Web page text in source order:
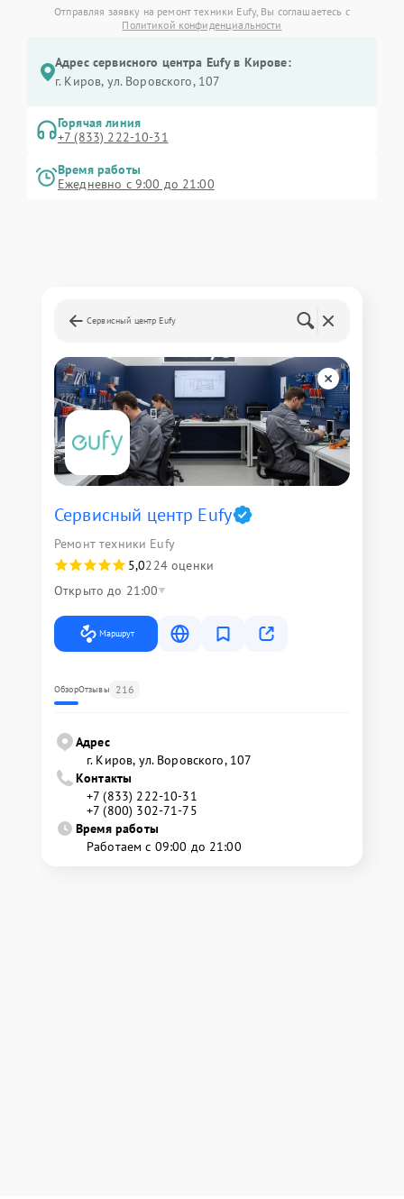
Отправляя заявку на ремонт техники Eufy, Вы соглашаетесь с
Политикой конфиденциальности
Адрес сервисного центра Eufy в Кирове:
г. Киров, ул. Воровского, 107
Горячая линия
+7 (833) 222-10-31
Время работы
Ежедневно с 9:00 до 21:00
Сервисный центр Eufy
Сервисный центр Eufy
Ремонт техники Eufy
5,0224 оценки
Открыто до 21:00
Маршрут
ОбзорОтзывы 216
Адрес
г. Киров, ул. Воровского, 107
Контакты
+7 (833) 222-10-31
+7 (800) 302-71-75
Время работы
Работаем с 09:00 до 21:00